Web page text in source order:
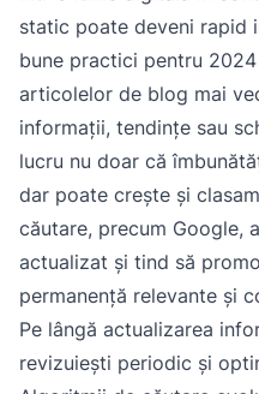
static poate deveni rapid
bune practici pentru
articolelor de blog mai
informații, tendințe sau
lucru nu doar că
dar poate crește și
căutare, precum Google,
actualizat și tind să
permanență relevante și
Pe lângă actualizarea
revizuiești periodic și